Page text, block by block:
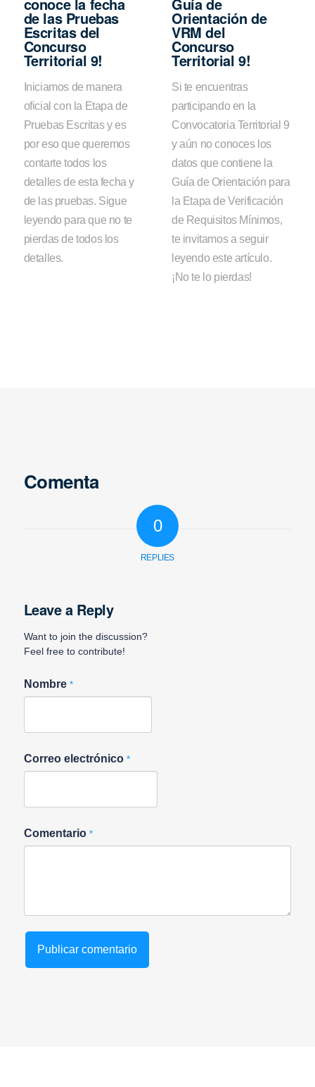
conoce la fecha
de las Pruebas
Escritas del
Concurso
Territorial 9!
Iniciamos de manera
oficial con la Etapa de
Pruebas Escritas y es
por eso que queremos
contarte todos los
detalles de esta fecha y
de las pruebas. Sigue
leyendo para que no te
pierdas de todos los
detalles.
Guía de
Orientación de
VRM del
Concurso
Territorial 9!
Si te encuentras
participando en la
Convocatoria Territorial 9
y aún no conoces los
datos que contiene la
Guía de Orientación para
la Etapa de Verificación
de Requisitos Mínimos,
te invitamos a seguir
leyendo este artículo.
¡No te lo pierdas!
Comenta
0
REPLIES
Leave a Reply
Want to join the discussion?
Feel free to contribute!
Nombre *
Correo electrónico *
Comentario *